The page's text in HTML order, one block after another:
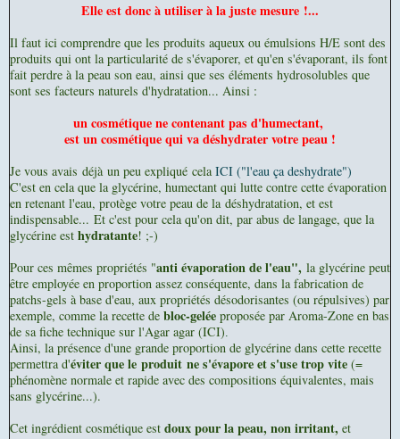
Elle est donc à utiliser à la juste mesure !...
Il faut ici comprendre que les produits aqueux ou émulsions H/E sont des
produits qui ont la particularité de s'évaporer, et qu'en s'évaporant, ils font
fait perdre à la peau son eau, ainsi que ses éléments hydrosolubles que
sont ses facteurs naturels d'hydratation... Ainsi :
un cosmétique ne contenant pas d'humectant,
est un cosmétique qui va déshydrater votre peau !
Je vous avais déjà un peu expliqué celaICI ("l'eau ça deshydrate")
C'est en cela que la glycérine, humectant qui lutte contre cette évaporation
en retenant l'eau, protège votre peau de la déshydratation, et est
indispensable... Et c'est pour cela qu'on dit, par abus de langage, que la
glycérine est hydratante! ;-)
Pour ces mêmes propriétés "anti évaporation de l'eau", la glycérine peut
être employée en proportion assez conséquente, dans la fabrication de
patchs-gels à base d'eau, aux propriétés désodorisantes (ou répulsives) par
exemple, comme la recette de bloc-gelée proposée par Aroma-Zone en bas
de sa fiche technique sur l'Agar agar (ICI).
Ainsi, la présence d'une grande proportion de glycérine dans cette recette
permettra d'éviter que le produit ne s'évapore et s'use trop vite (=
phénomène normale et rapide avec des compositions équivalentes, mais
sans glycérine...).
Cet ingrédient cosmétique est doux pour la peau, non irritant, et